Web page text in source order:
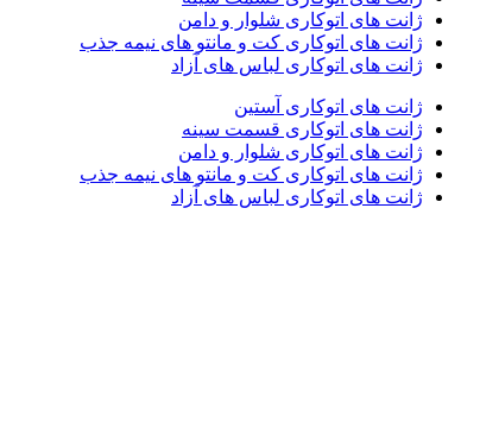
ژانت های اتوکاری شلوار و دامن
ژانت های اتوکاری کت و مانتو های نیمه جذب
ژانت های اتوکاری لباس های آزاد
ژانت های اتوکاری آستین
ژانت های اتوکاری قسمت سینه
ژانت های اتوکاری شلوار و دامن
ژانت های اتوکاری کت و مانتو های نیمه جذب
ژانت های اتوکاری لباس های آزاد